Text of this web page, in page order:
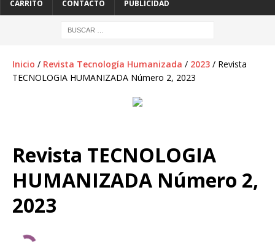
CARRITO CONTACTO PUBLICIDAD
Inicio / Revista Tecnología Humanizada / 2023 / Revista
TECNOLOGIA HUMANIZADA Número 2, 2023
Revista TECNOLOGIA
HUMANIZADA Número 2,
2023